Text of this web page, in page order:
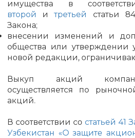
имущества в
второй
и третьей
статьи
Закона;
внесении изменений и
общества или утверждении
новой редакции,
Выкуп акций
осуществляется по
акций.
В соответствии со статьей 41
Узбекистан «О защите